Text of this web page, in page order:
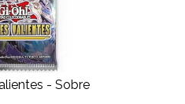
- Sobre